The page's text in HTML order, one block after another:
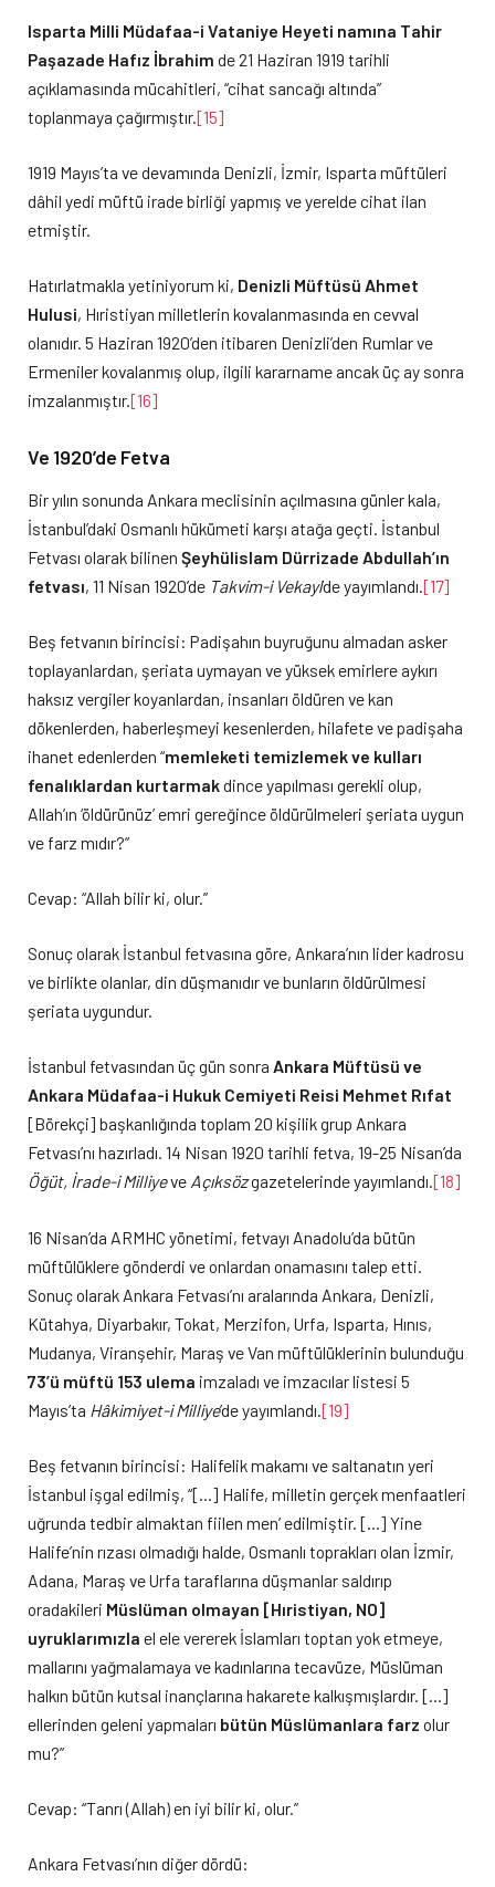
Isparta Milli Müdafaa-i Vataniye Heyeti namına Tahir
Paşazade Hafız İbrahim de 21 Haziran 1919 tarihli
açıklamasında mücahitleri, “cihat sancağı altında”
toplanmaya çağırmıştır.[15]
1919 Mayıs’ta ve devamında Denizli, İzmir, Isparta müftüleri
dâhil yedi müftü irade birliği yapmış ve yerelde cihat ilan
etmiştir.
Hatırlatmakla yetiniyorum ki, Denizli Müftüsü Ahmet
Hulusi, Hıristiyan milletlerin kovalanmasında en cevval
olanıdır. 5 Haziran 1920’den itibaren Denizli’den Rumlar ve
Ermeniler kovalanmış olup, ilgili kararname ancak üç ay sonra
imzalanmıştır.[16]
Ve 1920’de Fetva
Bir yılın sonunda Ankara meclisinin açılmasına günler kala,
İstanbul’daki Osmanlı hükümeti karşı atağa geçti. İstanbul
Fetvası olarak bilinen Şeyhülislam Dürrizade Abdullah’ın
fetvası, 11 Nisan 1920’de Takvim-i Vekayi’de yayımlandı. [17]
Beş fetvanın birincisi: Padişahın buyruğunu almadan asker
toplayanlardan, şeriata uymayan ve yüksek emirlere aykırı
haksız vergiler koyanlardan, insanları öldüren ve kan
dökenlerden, haberleşmeyi kesenlerden, hilafete ve padişaha
ihanet edenlerden “memleketi temizlemek ve kulları
fenalıklardan kurtarmakdince yapılması gerekli olup,
Allah’ın ‘öldürünüz’ emri gereğince öldürülmeleri şeriata uygun
ve farz mıdır?”
Cevap: “Allah bilir ki, olur.”
Sonuç olarak İstanbul fetvasına göre, Ankara’nın lider kadrosu
ve birlikte olanlar, din düşmanıdır ve bunların öldürülmesi
şeriata uygundur.
İstanbul fetvasından üç gün sonra Ankara Müftüsü ve
Ankara Müdafaa-i Hukuk Cemiyeti Reisi Mehmet Rıfat
[Börekçi] başkanlığında toplam 20 kişilik grup Ankara
Fetvası’nı hazırladı. 14 Nisan 1920 tarihli fetva, 19-25 Nisan’da
Öğüt, İrade-i Milliyeve Açıksözgazetelerinde yayımlandı.[18]
16 Nisan’da ARMHC yönetimi, fetvayı Anadolu’da bütün
müftülüklere gönderdi ve onlardan onamasını talep etti.
Sonuç olarak Ankara Fetvası’nı aralarında Ankara, Denizli,
Kütahya, Diyarbakır, Tokat, Merzifon, Urfa, Isparta, Hınıs,
Mudanya, Viranşehir, Maraş ve Van müftülüklerinin bulunduğu
73’ü müftü 153 ulema imzaladı ve imzacılar listesi 5
Mayıs’ta Hâkimiyet-i Milliye’de yayımlandı. [19]
Beş fetvanın birincisi: Halifelik makamı ve saltanatın yeri
İstanbul işgal edilmiş, “[…] Halife, milletin gerçek menfaatleri
uğrunda tedbir almaktan fiilen men’ edilmiştir. […] Yine
Halife’nin rızası olmadığı halde, Osmanlı toprakları olan İzmir,
Adana, Maraş ve Urfa taraflarına düşmanlar saldırıp
oradakileri Müslüman olmayan [Hıristiyan, NO]
uyruklarımızla el ele vererek İslamları toptan yok etmeye,
mallarını yağmalamaya ve kadınlarına tecavüze, Müslüman
halkın bütün kutsal inançlarına hakarete kalkışmışlardır. […]
ellerinden geleni yapmaları bütün Müslümanlara farz olur
mu?”
Cevap: “Tanrı (Allah) en iyi bilir ki, olur.”
Ankara Fetvası’nın diğer dördü: